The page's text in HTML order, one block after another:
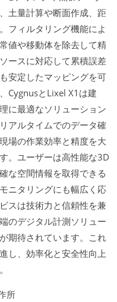
土量計算や断面作成、距
フィルタリング機能によ
値や移動体を除去して精
ースに対応して累積誤差
安定したマッピングを可
CygnusとLixel X1は建
に最適なソリューション
アルタイムでのデータ確
場の作業効率と精度を大
。ユーザーは高性能な3D
な空間情報を取得できる
ニタリングにも幅広く応
スは技術力と信頼性を兼
のデジタル計測ソリュー
期待されています。これ
し、効率化と安全性向上
所